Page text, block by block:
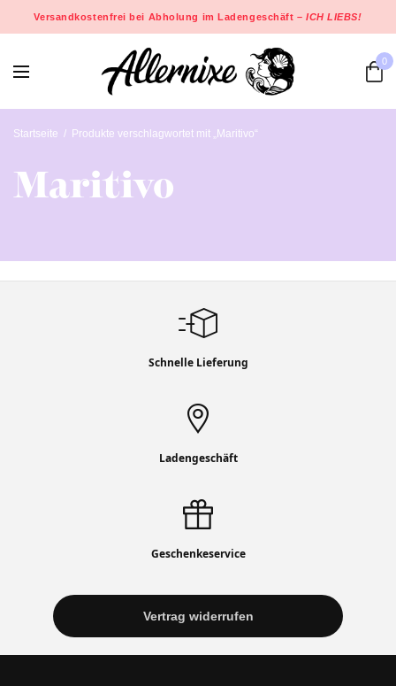
Versandkostenfrei bei Abholung im Ladengeschäft –ICH LIEBS!
0
Startseite / Produkte verschlagwortet mit „Maritivo“
Maritivo
Schnelle Lieferung
Ladengeschäft
Geschenkeservice
Vertrag widerrufen